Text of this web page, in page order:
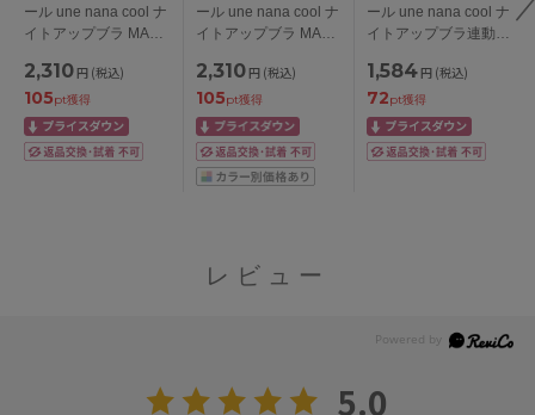
ール une nana cool ナ
イトアップブラ MADE
FABRIC ノンワイヤー
ブラ M/L/LL
2,310 円 (税込)
105pt獲得
ール une nana cool ナ
イトアップブラ MADE
FABRIC ノンワイヤー
ブラ M/L/LL
2,310 円 (税込)
105pt獲得
ール une nana cool ナ
イトアップブラ連動
FABRIC ハラマキ付き
ショーツ ボーイレン
グスショーツ M/L
1,584 円 (税込)
72pt獲得
レビュー
5.0